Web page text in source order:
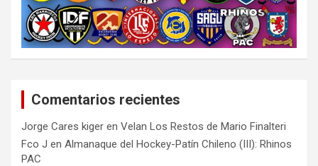
Comentarios recientes
Jorge Cares kiger en Velan Los Restos de Mario Finalteri
Fco J en Almanaque del Hockey-Patín Chileno (III): Rhinos
PAC